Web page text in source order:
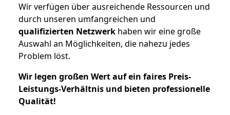
Wir verfügen über ausreichende Ressourcen und
durch unseren umfangreichen und
qualifizierten Netzwerk haben wir eine große
Auswahl an Möglichkeiten, die nahezu jedes
Problem löst.
Wir legen großen Wert auf ein faires Preis-
Leistungs-Verhältnis und bieten professionelle
Qualität!